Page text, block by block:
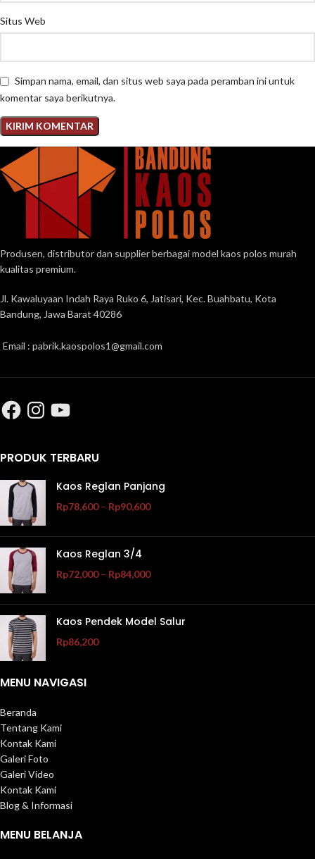
Situs Web
Simpan nama, email, dan situs web saya pada peramban ini untuk
komentar saya berikutnya.
Produsen, distributor dan supplier berbagai model kaos polos murah
kualitas premium.
Jl. Kawaluyaan Indah Raya Ruko 6, Jatisari, Kec. Buahbatu, Kota
Bandung, Jawa Barat 40286
Email : pabrik.kaospolos1@gmail.com
PRODUK TERBARU
Kaos Reglan Panjang
Rp78,600 – Rp90,600
Kaos Reglan 3/4
Rp72,000 – Rp84,000
Kaos Pendek Model Salur
Rp86,200
MENU NAVIGASI
Beranda
Tentang Kami
Kontak Kami
Galeri Foto
Galeri Video
Kontak Kami
Blog & Informasi
MENU BELANJA